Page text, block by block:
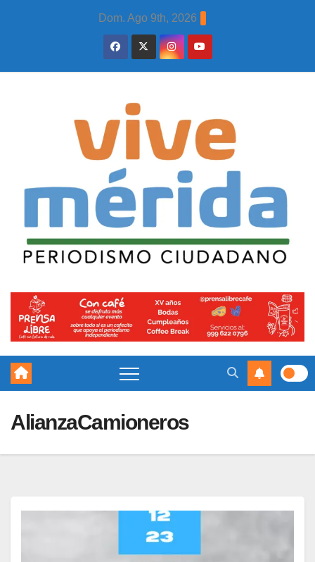
Dom. Ago 9th, 2026
AlianzaCamioneros